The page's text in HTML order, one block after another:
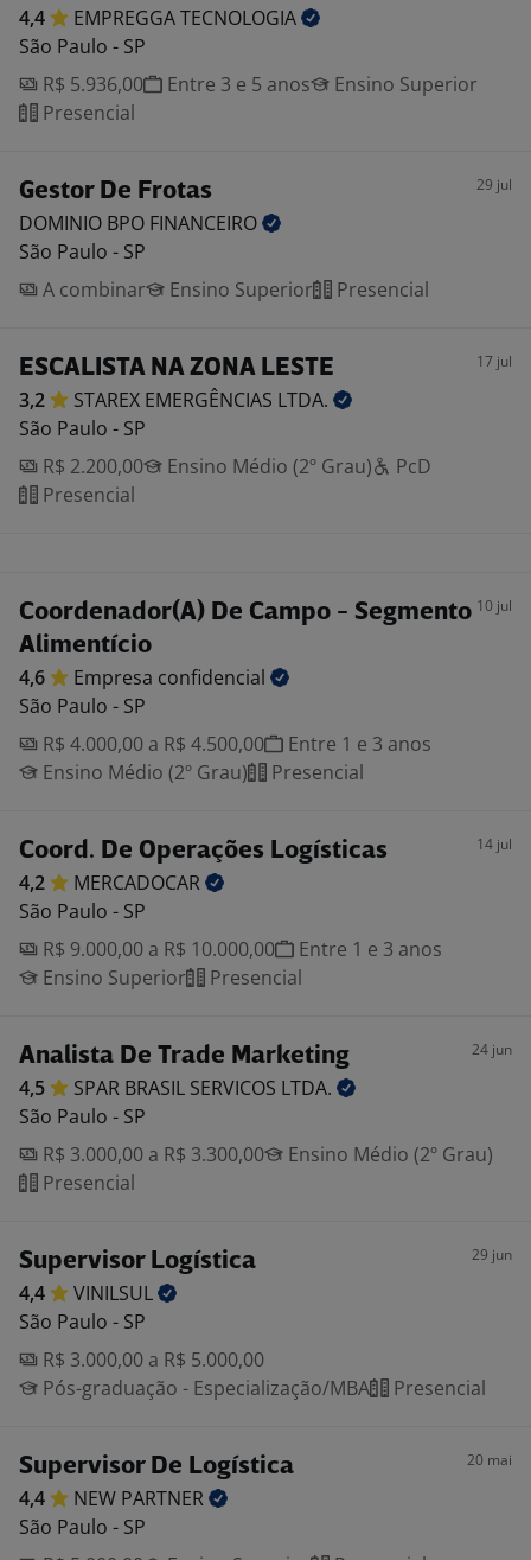
4,4 EMPREGGATECNOLOGIA
São Paulo - SP
R$ 5.936,00
Entre 3 e 5 anos
Ensino Superior
Presencial
Gestor De Frotas 29 jul
DOMINIO BPO FINANCEIRO
São Paulo - SP
A combinar
Ensino Superior Presencial
ESCALISTA NA ZONA LESTE 17 jul
3,2 STAREX EMERGÊNCIAS LTDA.
São Paulo - SP
R$ 2.200,00
Ensino Médio (2º Grau)
PcD
Presencial
Coordenador(A) De Campo - Segmento
Alimentício
10 jul
4,6 Empresa confidencial
São Paulo - SP
R$ 4.000,00 a R$ 4.500,00
Entre 1 e 3 anos
Ensino Médio (2º Grau)
Presencial
Coord. De Operações Logísticas 14 jul
4,2
MERCADOCAR
São Paulo - SP
R$ 9.000,00 a R$ 10.000,00
Entre 1 e 3 anos
Ensino Superior
Presencial
Analista De Trade Marketing 24 jun
4,5 SPAR BRASIL SERVICOS LTDA.
São Paulo - SP
R$ 3.000,00 a R$ 3.300,00
Ensino Médio (2º Grau)
Presencial
Supervisor Logística 29 jun
4,4
VINILSUL
São Paulo - SP
R$ 3.000,00 a R$ 5.000,00
Pós-graduação - Especialização/MBA
Presencial
Supervisor De Logística 20 mai
4,4 NEW PARTNER
São Paulo - SP